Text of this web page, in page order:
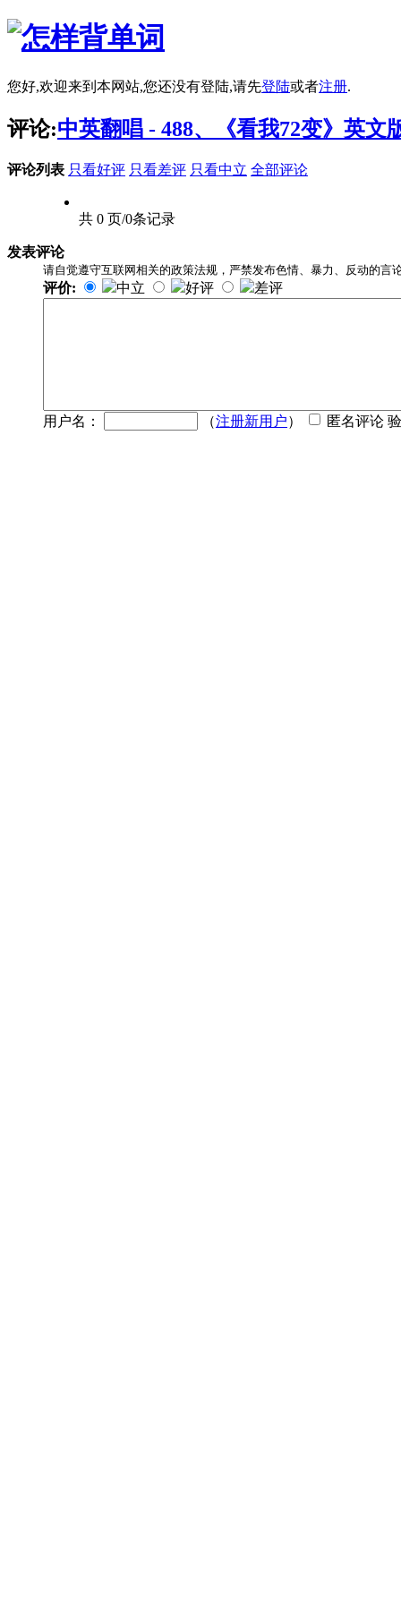
您好,欢迎来到本网站,您还没有登陆,请先登陆或者注册.
评论:中英翻唱 - 488、《看我72变》英文
评论列表 只看好评 只看差评 只看中立 全部评论
共 0 页/0条记录
发表评论
请自觉遵守互联网相关的政策法规，严禁发布色情、暴力、反动的言
评价: 中立 好评 差评
用户名： （注册新用户） 匿名评论